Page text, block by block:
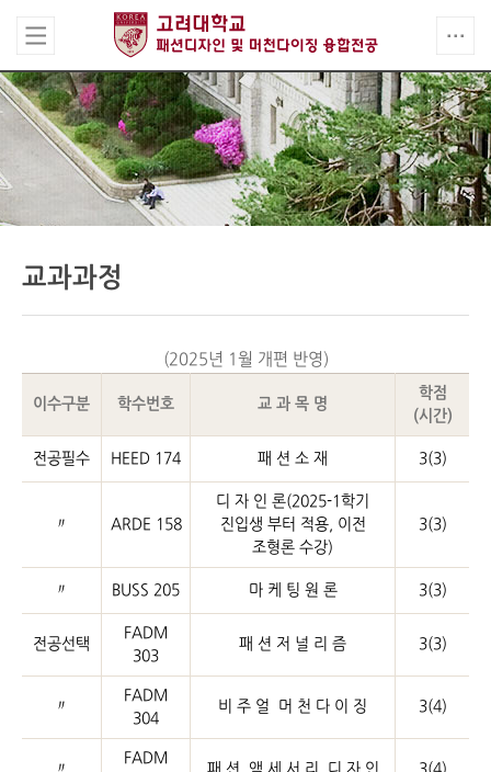
교과과정
(2025년 1월 개편 반영)
이수구분 학수번호 교 과 목 명
학점
(시간)
전공필수 HEED 174 패 션 소 재 3(3)
〃 ARDE 158
디 자 인 론(2025-1학기
진입생 부터 적용, 이전
조형론 수강)
3(3)
〃 BUSS 205 마 케 팅 원 론 3(3)
전공선택
FADM
303
패 션 저 널 리 즘 3(3)
〃
FADM
304
비 주 얼 머 천 다 이 징 3(4)
FADM